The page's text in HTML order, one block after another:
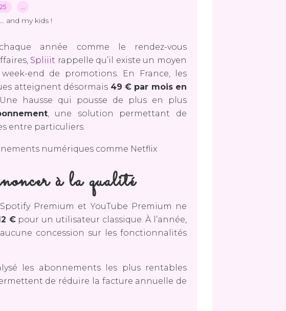
…
and my kids !
année comme le rendez-vous
Spliiit rappelle qu’il existe un moyen
end de promotions. En France, les
atteignent désormais 49 € par mois en
hausse qui pousse de plus en plus
, une solution permettant de
entre particuliers.
à la qualité
Premium et YouTube Premium ne
€pour un utilisateur classique. À l’année,
concession sur les fonctionnalités
les abonnements les plus rentables
de réduire la facture annuelle de